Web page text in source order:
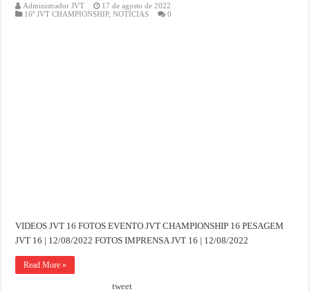
Administrador JVT
17 de agosto de 2022
16º JVT CHAMPIONSHIP,NOTÍCIAS 0
VIDEOS JVT 16 FOTOS EVENTO JVT CHAMPIONSHIP 16 PESAGEM
JVT 16 | 12/08/2022 FOTOS IMPRENSA JVT 16 | 12/08/2022
Read More »
tweet